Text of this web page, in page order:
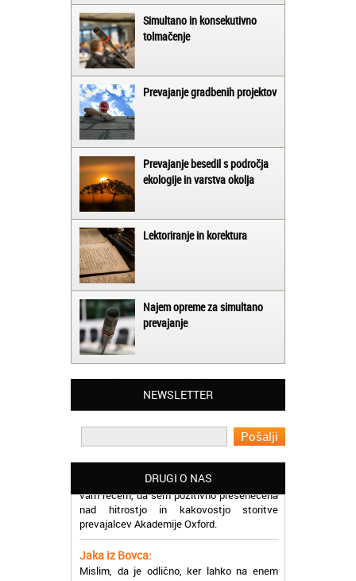
Simultano in konsekutivno
tolmačenje
Prevajanje gradbenih projektov
Prevajanje besedil s področja
ekologije in varstva okolja
Lektoriranje in korektura
Najem opreme za simultano
prevajanje
NEWSLETTER
DRUGI O NAS
Matjaž iz Ajdovščine:
Lahko pohvalim vse zaposlene v Akademiji
Oxford, ker so resnično profesionalni in
prevajalske storitve opravljajo hitro in
Martina iz Bleda:
Potrebovala sem prevajanje iz
nad hitrostjo in kakovostjo storitve
prevajalcev Akademije Oxford.
Jaka iz Bovca:
Mislim, da je odlično, ker lahko na enem
mestu najdem prevajalske storitve za
različne jezike, tako da se ne morem